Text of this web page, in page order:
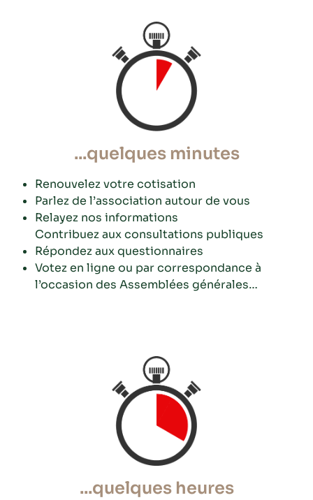
...quelques minutes
Renouvelez votre cotisation
Parlez de l’association autour de vous
Relayez nos informations
Contribuez aux consultations publiques
Répondez aux questionnaires
Votez en ligne ou par correspondance à
l’occasion des Assemblées générales…
...quelques heures